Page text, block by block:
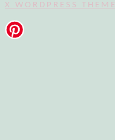
X WORDPRESS THEME